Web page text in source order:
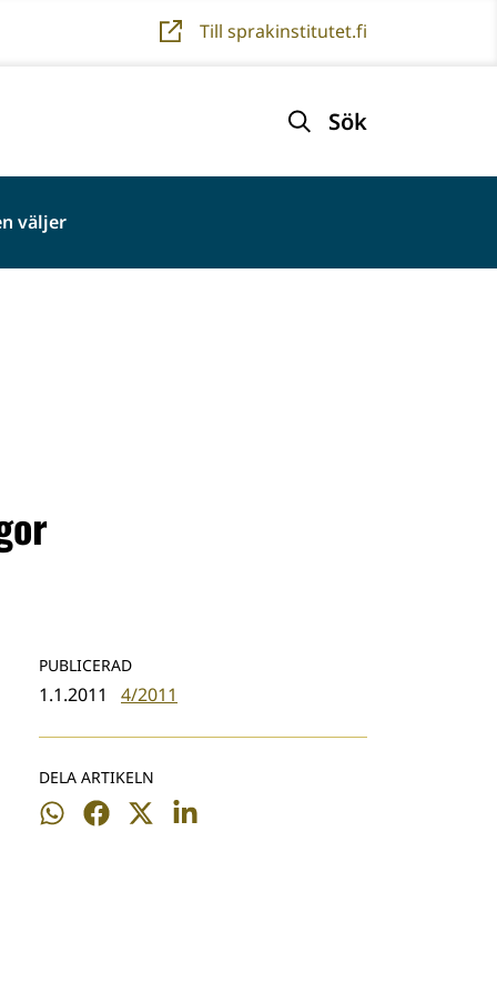
Till sprakinstitutet.fi
Sök
väljer
PUBLICERAD
1.1.2011 4/2011
DELA ARTIKELN
Dela
Dela
Dela
Dela